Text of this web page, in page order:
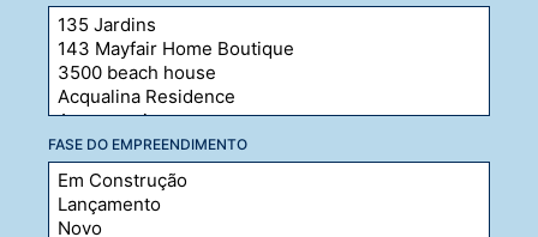
FASE DO EMPREENDIMENTO